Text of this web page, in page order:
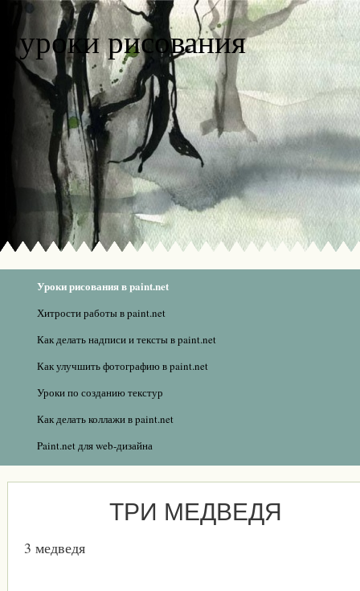
уроки рисования
Уроки рисования в paint.net
Хитрости работы в paint.net
Как делать надписи и тексты в paint.net
Как улучшить фотографию в paint.net
Уроки по созданию текстур
Как делать коллажи в paint.net
Paint.net для web-дизайна
ТРИ МЕДВЕДЯ
3 медведя